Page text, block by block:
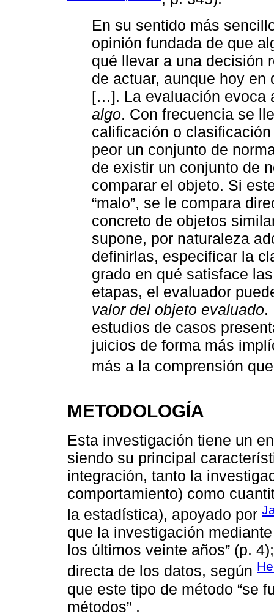
En su sentido más
opinión fundada de que
qué llevar a una decisión
de actuar, aunque hoy
[…]. La evaluación evoca
algo. Con frecuencia se
calificación o
peor un conjunto de
de existir un conjunto de
comparar el objeto. Si
“malo”, se le compara
concreto de objetos
supone, por naturaleza
definirlas, especificar la
grado en qué satisface
etapas, el evaluador
valor del objeto evaluado.
estudios de casos
juicios de forma más
más a la comprensión
METODOLOGÍA
Esta investigación tiene un
siendo su principal
integración, tanto la
comportamiento) como
la estadística), apoyado por
que la investigación
los últimos veinte años” (p.
directa de los datos, según
que este tipo de método “se
métodos” .